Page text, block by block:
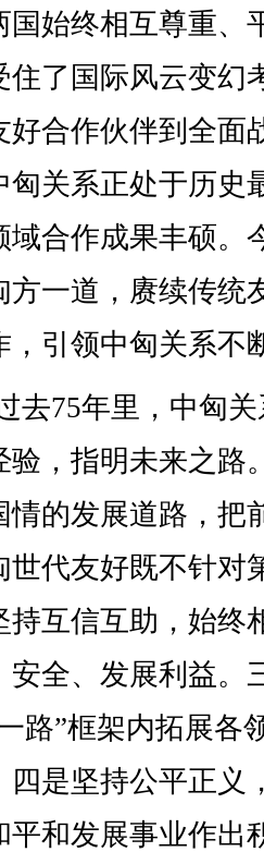
国始终相互尊重、
住了国际风云变幻
好合作伙伴到全面
匈关系正处于历史
域合作成果丰硕。
方一道，赓续传统
，引领中匈关系不
去75年里，中匈
验，指明未来之路
情的发展道路，把
世代友好既不针对
持互信互助，始终
安全、发展利益。
路”框架内拓展各
四是坚持公平正义
平和发展事业作出